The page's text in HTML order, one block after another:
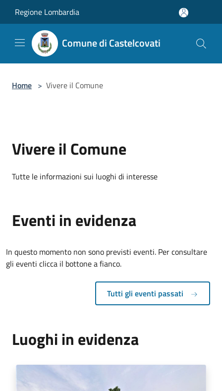
Regione Lombardia
Comune di Castelcovati
Home > Vivere il Comune
Vivere il Comune
Tutte le informazioni sui luoghi di interesse
Eventi in evidenza
In questo momento non sono previsti eventi. Per consultare
gli eventi clicca il bottone a fianco.
Tutti gli eventi passati
Luoghi in evidenza